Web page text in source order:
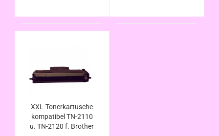
XXL-Tonerkartusche
kompatibel TN-2110
u. TN-2120 f. Brother